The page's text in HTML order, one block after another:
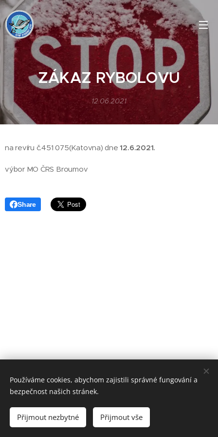
ZÁKAZ RYBOLOVU
12.06.2021
na revíru č.451 075(Katovna) dne12.6.2021.
výbor MO ČRS Broumov
Share
©2020
Vytvořeno službou Webnode
Používáme cookies, abychom zajistili správné fungování a
bezpečnost našich stránek.
Přijmout nezbytné Přijmout vše